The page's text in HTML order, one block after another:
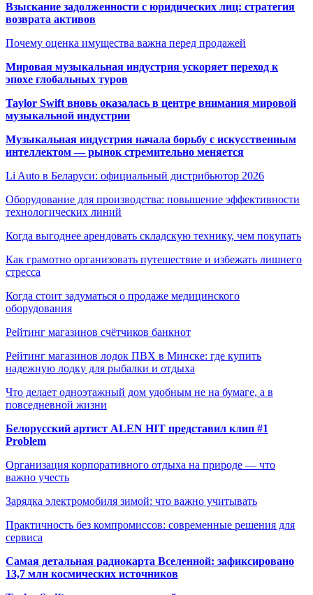
Взыскание задолженности с юридических лиц: стратегия
возврата активов
Почему оценка имущества важна перед продажей
Мировая музыкальная индустрия ускоряет переход к
эпохе глобальных туров
Taylor Swift вновь оказалась в центре внимания мировой
музыкальной индустрии
Музыкальная индустрия начала борьбу с искусственным
интеллектом — рынок стремительно меняется
Li Auto в Беларуси: официальный дистрибьютор 2026
Оборудование для производства: повышение эффективности
технологических линий
Когда выгоднее арендовать складскую технику, чем покупать
Как грамотно организовать путешествие и избежать лишнего
стресса
Когда стоит задуматься о продаже медицинского
оборудования
Рейтинг магазинов счётчиков банкнот
Рейтинг магазинов лодок ПВХ в Минске: где купить
надежную лодку для рыбалки и отдыха
Что делает одноэтажный дом удобным не на бумаге, а в
повседневной жизни
Белорусский артист ALEN HIT представил клип #1
Problem
Организация корпоративного отдыха на природе — что
важно учесть
Зарядка электромобиля зимой: что важно учитывать
Практичность без компромиссов: современные решения для
сервиса
Самая детальная радиокарта Вселенной: зафиксировано
13,7 млн космических источников